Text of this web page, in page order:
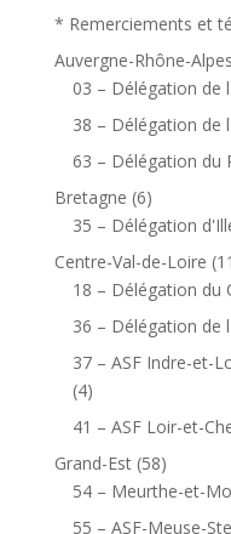
* Remerciements et
Auvergne-Rhône-Alpes
03 – Délégation de
38 – Délégation de
63 – Délégation du
Bretagne (6)
35 – Délégation
Centre-Val-de-Loire
18 – Délégation du
36 – Délégation de
37 – ASF Indre-et-
(4)
41 – ASF Loir-et-
Grand-Est(58)
54 – Meurthe-et-
55 – ASF-Meuse-